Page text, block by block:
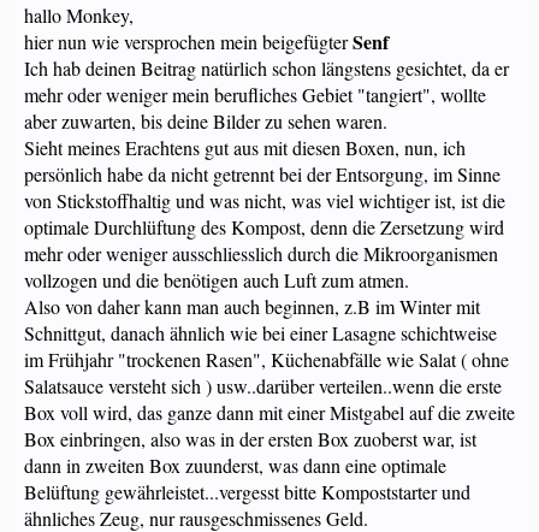
hallo Monkey,
hier nun wie versprochen mein beigefügterSenf
Ich hab deinen Beitrag natürlich schon längstens gesichtet, da er
mehr oder weniger mein berufliches Gebiet "tangiert", wollte
aber zuwarten, bis deine Bilder zu sehen waren.
Sieht meines Erachtens gut aus mit diesen Boxen, nun, ich
persönlich habe da nicht getrennt bei der Entsorgung, im Sinne
von Stickstoffhaltig und was nicht, was viel wichtiger ist, ist die
optimale Durchlüftung des Kompost, denn die Zersetzung wird
mehr oder weniger ausschliesslich durch die Mikroorganismen
vollzogen und die benötigen auch Luft zum atmen.
Also von daher kann man auch beginnen, z.B im Winter mit
Schnittgut, danach ähnlich wie bei einer Lasagne schichtweise
im Frühjahr "trockenen Rasen", Küchenabfälle wie Salat ( ohne
Salatsauce versteht sich ) usw..darüber verteilen..wenn die erste
Box voll wird, das ganze dann mit einer Mistgabel auf die zweite
Box einbringen, also was in der ersten Box zuoberst war, ist
dann in zweiten Box zuunderst, was dann eine optimale
Belüftung gewährleistet...vergesst bitte Kompoststarter und
ähnliches Zeug, nur rausgeschmissenes Geld.